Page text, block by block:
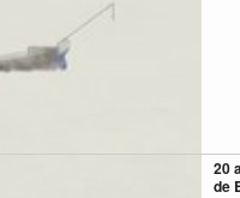
20
de